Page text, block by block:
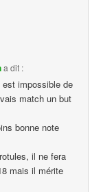
a dit :
est impossible de
match un but
bonne note
il ne fera
mais il mérite